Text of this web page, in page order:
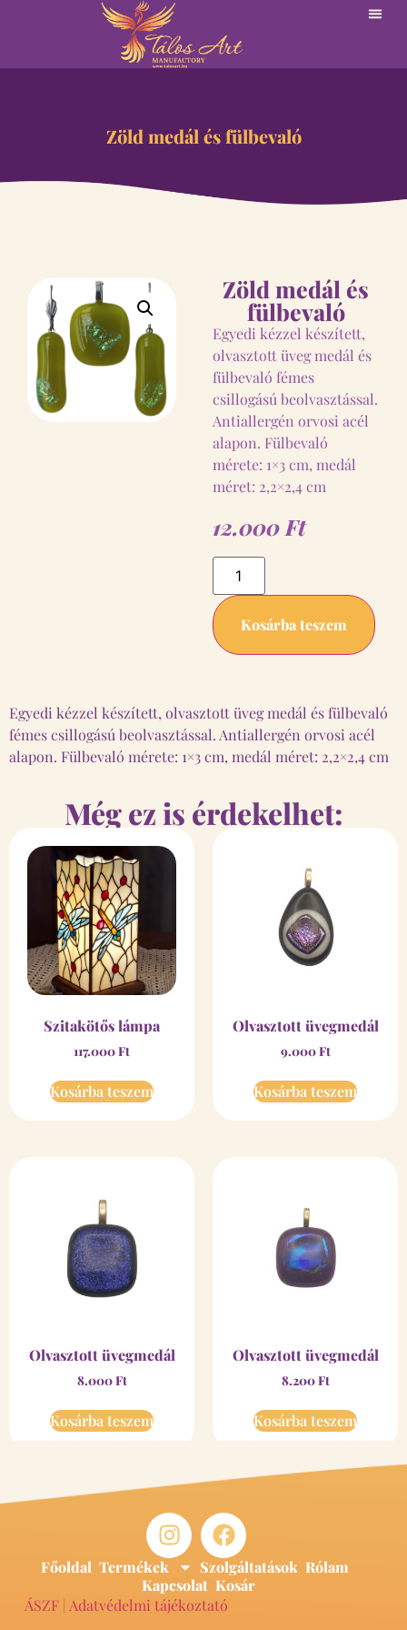
Zöld medál és fülbevaló
Zöld medál és
fülbevaló
Egyedi kézzel készített,
olvasztott üveg medál és
fülbevaló fémes
csillogású beolvasztással.
Antiallergén orvosi acél
alapon. Fülbevaló
mérete: 1×3 cm, medál
méret: 2,2×2,4 cm
12.000 Ft
Kosárba teszem
Egyedi kézzel készített, olvasztott üveg medál és fülbevaló
fémes csillogású beolvasztással. Antiallergén orvosi acél
alapon. Fülbevaló mérete: 1×3 cm, medál méret: 2,2×2,4 cm
Még ez is érdekelhet:
Szitakötős lámpa
117.000Ft
Kosárba teszem
Olvasztott üvegmedál
9.000Ft
Kosárba teszem
Olvasztott üvegmedál
8.000Ft
Kosárba teszem
Olvasztott üvegmedál
8.200Ft
Kosárba teszem
Főoldal Termékek Szolgáltatások Rólam
Kapcsolat Kosár
ÁSZF| Adatvédelmi tájékoztató